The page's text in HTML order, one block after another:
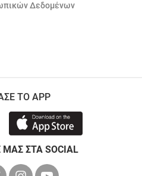
Δεδομένων
ΤΟ APP
ΣΤΑ SOCIAL